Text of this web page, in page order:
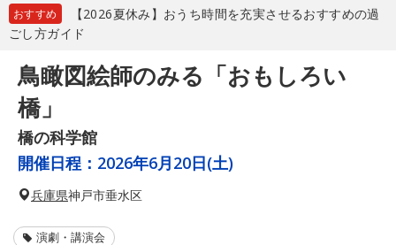
おすすめ
【2026夏休み】おうち時間を充実させるおすすめの過
ごし方ガイド
鳥瞰図絵師のみる「おもしろい
橋」
橋の科学館
開催日程： 2026年6月20日(土)
兵庫県神戸市垂水区
演劇・講演会